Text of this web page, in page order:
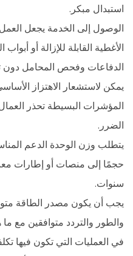
استبدال مبكر.
الوصول إلى الخدمة يجعل العمل
الأغطية القابلة للإزالة أو
الدفاعات وفحص المحامل دون
يمكن لاستشعار الاهتزاز
المؤشرات البسيطة تحذر
الضرر.
يتطلب وزن الوحدة الدعم
حجمًا إلى منصات أو إطارات
سنوات.
يجب أن يكون مصدر الطاقة
والطور والتردد متوافقين مع
في العمليات التي تكون فيها